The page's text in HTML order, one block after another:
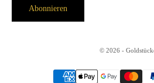
Abonnieren
© 2026 -